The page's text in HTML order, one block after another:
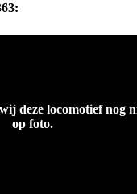
deze locomotief nog
op foto.